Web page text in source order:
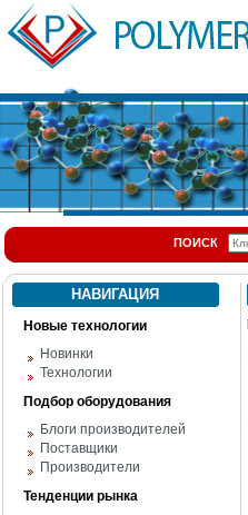
ПОИСК
НАВИГАЦИЯ
Новые технологии
Новинки
Технологии
Подбор оборудования
Блоги производителей
Поставщики
Производители
Тенденции рынка